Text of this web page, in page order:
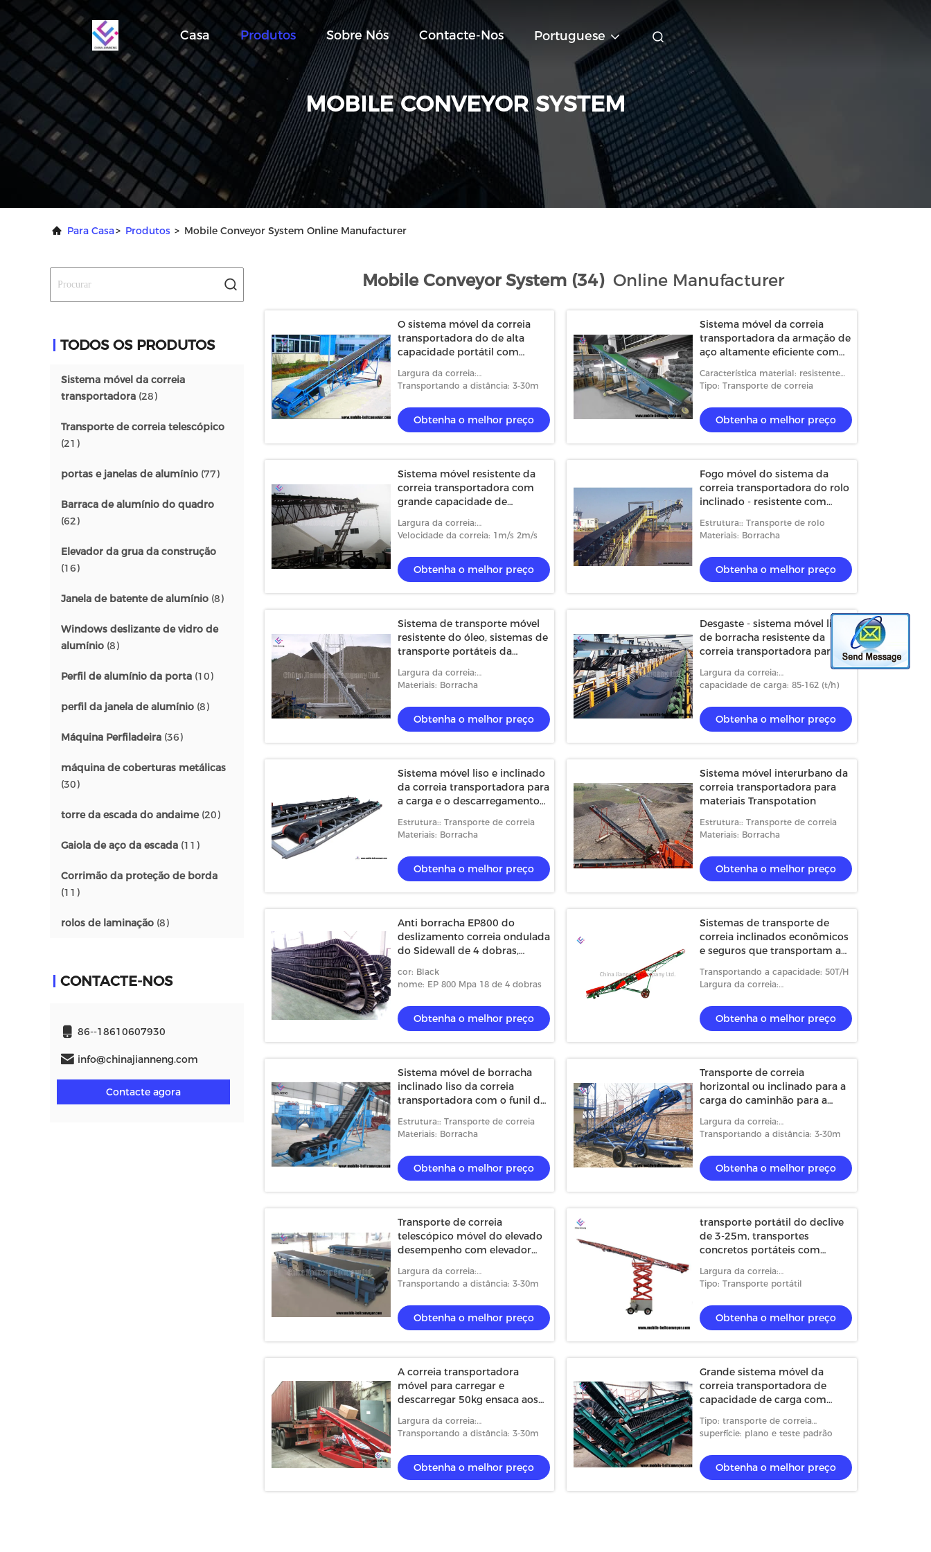
Casa Produtos Sobre Nós Contacte-Nos Portuguese
MOBILE CONVEYOR SYSTEM
Para Casa> Produtos > Mobile Conveyor System Online Manufacturer
TODOS OS PRODUTOS
Sistema móvel da correia
transportadora (28)
Transporte de correia telescópico
(21)
portas e janelas de alumínio (77)
Barraca de alumínio do quadro
(62)
Elevador da grua da construção
(16)
Janela de batente de alumínio (8)
Windows deslizante de vidro de
alumínio (8)
Perfil de alumínio da porta (10)
perfil da janela de alumínio (8)
Máquina Perfiladeira (36)
máquina de coberturas metálicas
(30)
torre da escada do andaime(20)
Gaiola de aço da escada (11)
Corrimão da proteção de borda
(11)
rolos de laminação (8)
CONTACTE-NOS
86--18610607930
info@chinajianneng.com
Contacte agora
Mobile Conveyor System (34) Online Manufacturer
O sistema móvel da correia
transportadora do de alta
capacidade portátil com
Largura da correia:
500/550/650/800/1000mm
Transportando a distância: 3-30m
Obtenha o melhor preço
Sistema móvel da correia
transportadora da armação de
aço altamente eficiente com
Característica material: resistente
ao calor
Tipo: Transporte de correia
Obtenha o melhor preço
Sistema móvel resistente da
correia transportadora com
grande capacidade de
Largura da correia:
500/550/650/800/1000mm
Velocidade da correia: 1m/s 2m/s
Obtenha o melhor preço
Fogo móvel do sistema da
correia transportadora do rolo
inclinado - resistente com
Estrutura:: Transporte de rolo
Materiais: Borracha
Obtenha o melhor preço
Sistema de transporte móvel
resistente do óleo, sistemas de
transporte portáteis da
Largura da correia:
500/550/650/800/1000mm
Materiais: Borracha
Obtenha o melhor preço
Desgaste - sistema móvel liso
de borracha resistente da
correia transportadora para o
minério de cobre e o minério
do ouro
Largura da correia:
500/550/650/800/1000mm
capacidade de carga: 85-162 (t/h)
Obtenha o melhor preço
Sistema móvel liso e inclinado
da correia transportadora para
a carga e o descarregamento
Estrutura:: Transporte de correia
Materiais: Borracha
Obtenha o melhor preço
Sistema móvel interurbano da
correia transportadora para
materiais Transpotation
Estrutura:: Transporte de correia
Materiais: Borracha
Obtenha o melhor preço
Anti borracha EP800 do
deslizamento correia ondulada
do Sidewall de 4 dobras,
cor: Black
nome: EP 800 Mpa 18 de 4 dobras
Obtenha o melhor preço
Sistemas de transporte de
correia inclinados econômicos
e seguros que transportam a
Transportando a capacidade: 50T/H
Largura da correia:
Obtenha o melhor preço
Sistema móvel de borracha
inclinado liso da correia
transportadora com o funil de
Estrutura:: Transporte de correia
Materiais: Borracha
Obtenha o melhor preço
Transporte de correia
horizontal ou inclinado para a
carga do caminhão para a
Largura da correia:
500/550/650/800/1000mm
Transportando a distância: 3-30m
Obtenha o melhor preço
Transporte de correia
telescópico móvel do elevado
desempenho com elevador
caixas dos sacos
Largura da correia:
500/550/650/800/1000mm
Transportando a distância: 3-30m
Obtenha o melhor preço
transporte portátil do declive
de 3-25m, transportes
concretos portáteis com
Largura da correia:
500/550/650/800/1000mm
Tipo: Transporte portátil
Obtenha o melhor preço
A correia transportadora
móvel para carregar e
descarregar 50kg ensaca aos
reboques
Largura da correia:
500/600/650/800/1000mm
Transportando a distância: 3-30m
Obtenha o melhor preço
Grande sistema móvel da
correia transportadora de
capacidade de carga com
Tipo: transporte de correia
inclinado
superfície: plano e teste padrão
Obtenha o melhor preço